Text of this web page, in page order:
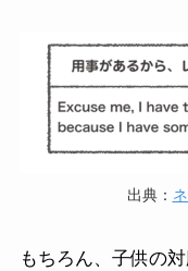
出典：
もちろん、子供の